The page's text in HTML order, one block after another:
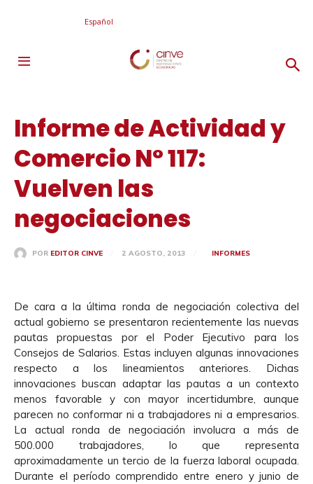
Español
Informe de Actividad y
Comercio N° 117:
Vuelven las
negociaciones
POR EDITOR CINVE 2 AGOSTO, 2013 INFORMES
De cara a la última ronda de negociación colectiva del
actual gobierno se presentaron recientemente las nuevas
pautas propuestas por el Poder Ejecutivo para los
Consejos de Salarios. Estas incluyen algunas innovaciones
respecto a los lineamientos anteriores. Dichas
innovaciones buscan adaptar las pautas a un contexto
menos favorable y con mayor incertidumbre, aunque
parecen no conformar ni a trabajadores ni a empresarios.
La actual ronda de negociación involucra a más de
500.000 trabajadores, lo que representa
aproximadamente un tercio de la fuerza laboral ocupada.
Durante el período comprendido entre enero y junio de